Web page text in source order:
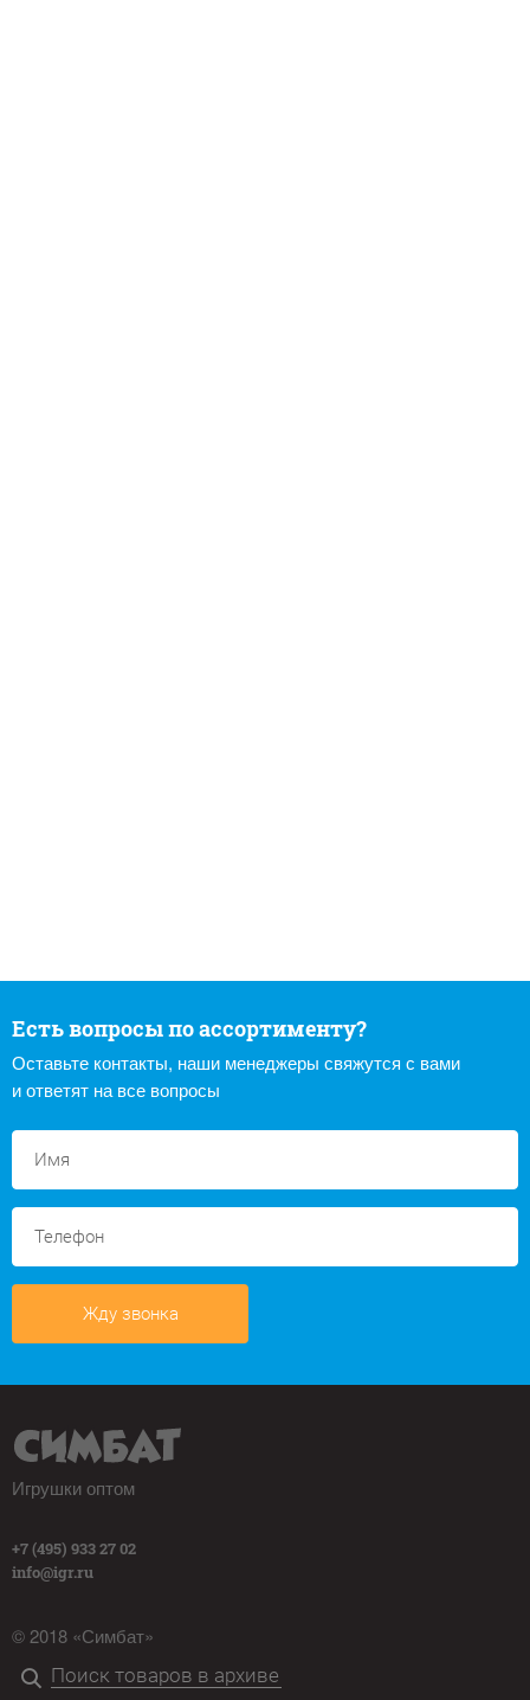
Есть вопросы по ассортименту?
Оставьте контакты, наши менеджеры свяжутся с вами
и ответят на все вопросы
Жду звонка
Игрушки оптом
+7 (495) 933 27 02
info@igr.ru
© 2018 «Симбат»